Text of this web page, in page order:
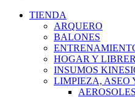
TIENDA
ARQUERO
BALONES
HOGAR Y
INSUMOS
LIMPIEZA, ASEO
AEROSOLES